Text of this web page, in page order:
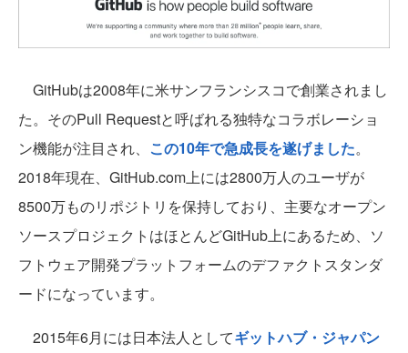
GitHubは2008年に米サンフランシスコで創業されまし
た。そのPull Requestと呼ばれる独特なコラボレーショ
ン機能が注目され、 この10年で急成長を遂げました。
2018年現在、GitHub.com上には2800万人のユーザが
8500万ものリポジトリを保持しており、主要なオープン
ソースプロジェクトはほとんどGitHub上にあるため、ソ
フトウェア開発プラットフォームのデファクトスタンダ
ードになっています。
2015年6月には日本法人としてギットハブ・ジャパン